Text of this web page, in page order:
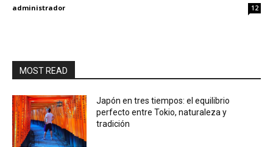
administrador 12
MOST READ
Japón en tres tiempos: el equilibrio
perfecto entre Tokio, naturaleza y
tradición